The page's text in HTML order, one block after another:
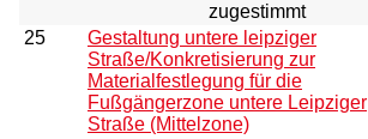
zugestimmt
25
Gestaltung untere leipziger
Straße/Konkretisierung zur
Materialfestlegung für die
Fußgängerzone untere Leipziger
Straße (Mittelzone)